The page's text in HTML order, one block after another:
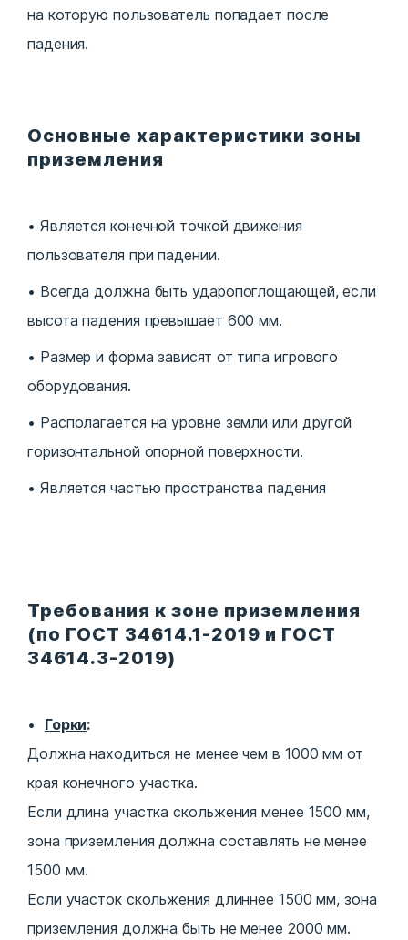
на которую пользователь попадает после
падения.
Основные характеристики зоны
приземления
Является конечной точкой движения
пользователя при падении.
Всегда должна быть ударопоглощающей, если
высота падения превышает 600 мм.
Размер и форма зависят от типа игрового
оборудования.
Располагается на уровне земли или другой
горизонтальной опорной поверхности.
Является частью пространства падения
Требования к зоне приземления
(по ГОСТ 34614.1-2019 и ГОСТ
34614.3-2019)
Горки:
Должна находиться не менее чем в 1000 мм от
края конечного участка.
Если длина участка скольжения менее 1500 мм,
зона приземления должна составлять не менее
1500 мм.
Если участок скольжения длиннее 1500 мм, зона
приземления должна быть не менее 2000 мм.